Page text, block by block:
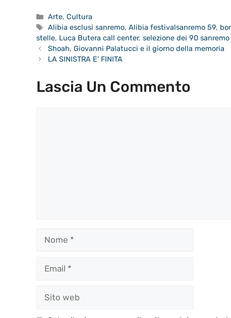
Categorie
Arte,Cultura
Tag
Alibia esclusi sanremo,Alibia festivalsanremo 59,
stelle, Luca Butera call center, selezione dei 90
Shoah, Giovanni Palatucci e il giorno della memoria
LA SINISTRA E’ FINITA
Lascia Un Commento
web